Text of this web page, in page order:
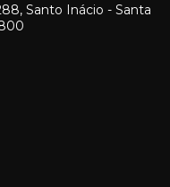
Santo Inácio - Santa